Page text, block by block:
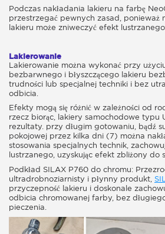
Podczas nakładania lakieru na farbę
przestrzegać pewnych zasad, ponieważ
lakieru może zniweczyć efekt
Lakierowanie
Lakierowanie można wykonać przy
bezbarwnego i błyszczącego lakieru
trudności lub specjalnej techniki i bez
odbicia.
Efekty mogą się różnić w zależności od
rzecz biorąc, lakiery samochodowe typu
rezultaty. przy długim gotowaniu, bądź
pokojowej przez kilka dni (7) można
stosowania specjalnych technik,
lustrzanego, uzyskując efekt zbliżony do
Podkład SILAX P760 do chromu:
ultradrobnoziarnisty i płynny produkt,
przyczepność lakieru i doskonale
odbicia chromowanej farby, bez
pieczenia.